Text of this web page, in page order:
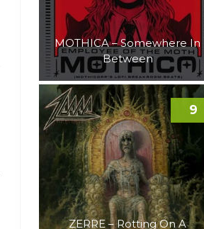
MOTHICA – Somewhere In
Between
ZERRE – Rotting On A
9